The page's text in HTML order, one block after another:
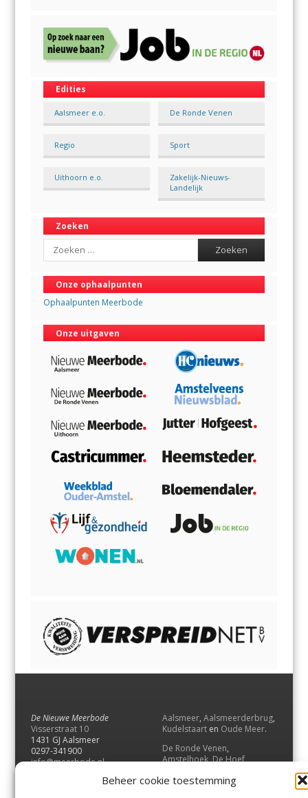
Beheer cookie toestemming
Edities
Aalsmeer e.o. De Ronde Venen
Regio Sport
Uithoorn e.o.
Zakelijk-Nieuws-
Landelijk
Zoeken
Search
Onze ophaalpunten
Ophaalpunten Meerbode
Onze uitgaven
De Nieuwe Meerbode
Visserstraat 10
1431 GJ Aalsmeer
0297-341900
info@meerbode.nl
Aalsmeer, Aalsmeerderbrug,
Kudelstaart en Oude Meer.
De Ronde Venen,
Amstelhoek,De Hoef,
Vrouwenakker,Waverveen